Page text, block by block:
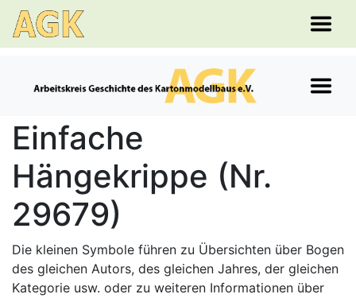
Einfache
Hängekrippe (Nr.
29679)
Die kleinen Symbole führen zu Übersichten über Bogen
des gleichen Autors, des gleichen Jahres, der gleichen
Kategorie usw. oder zu weiteren Informationen über